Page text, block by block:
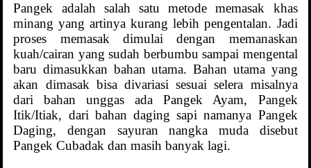
Pangek adalah salah satu metode memasak khas
minang yang artinya kurang lebih pengentalan. Jadi
proses memasak dimulai dengan memanaskan
kuah/cairan yang sudah berbumbu sampai mengental
baru dimasukkan bahan utama. Bahan utama yang
akan dimasak bisa divariasi sesuai selera misalnya
dari bahan unggas ada Pangek Ayam, Pangek
Itik/Itiak, dari bahan daging sapi namanya Pangek
Daging, dengan sayuran nangka muda disebut
Pangek Cubadak dan masih banyak lagi.